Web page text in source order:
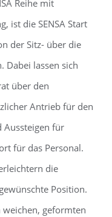
Reihe mit
ist die SENSA Start
der Sitz- über die
Dabei lassen sich
über den
Antrieb für den
Aussteigen für
für das Personal.
die
Position.
geformten